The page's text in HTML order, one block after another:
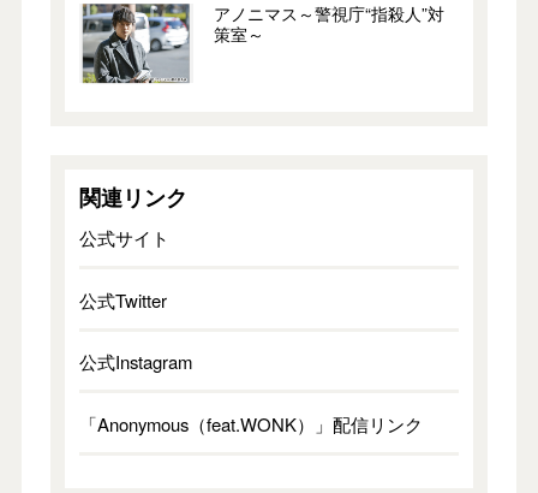
アノニマス～警視庁“指殺人”対
策室～
関連リンク
公式サイト
公式Twitter
公式Instagram
「Anonymous（feat.WONK）」配信リンク